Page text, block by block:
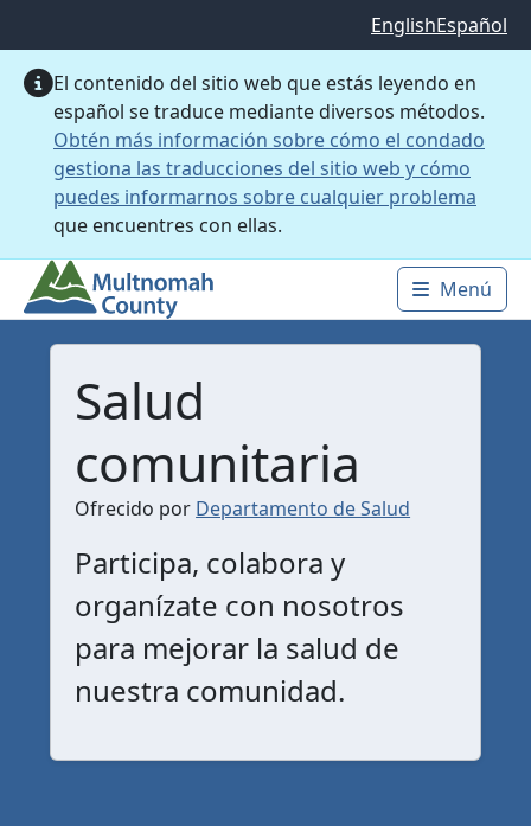
EnglishEspañol
El contenido del sitio web que estás leyendo en
español se traduce mediante diversos métodos.
Obtén más información sobre cómo el condado
gestiona las traducciones del sitio web y cómo
puedes informarnos sobre cualquier problema
que encuentres con ellas.
Main
Menú
Salud
comunitaria
Ofrecido por Departamento de Salud
Participa, colabora y
organízate con nosotros
para mejorar la salud de
nuestra comunidad.